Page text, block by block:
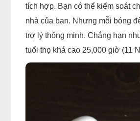
tích hợp. Bạn có thể kiểm soát
nhà của bạn. Nhưng mỗi bóng
trợ lý thông minh. Chẳng hạn
tuổi thọ khá cao 25,000 giờ (11